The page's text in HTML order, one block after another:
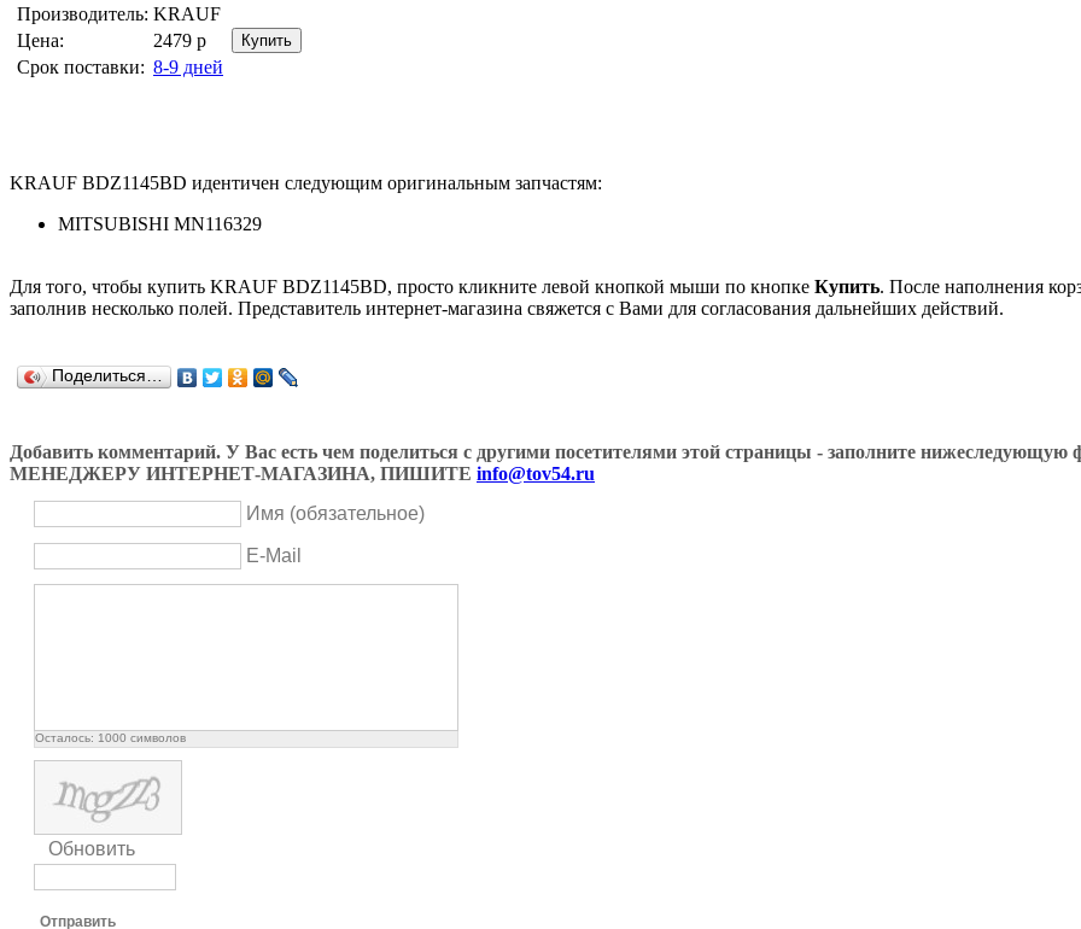
Производитель: KRAUF
Цена:
2479 р
Срок поставки: 8-9 дней
KRAUF BDZ1145BD идентичен следующим оригинальным запчастям:
MITSUBISHI MN116329
Для того, чтобы купить KRAUF BDZ1145BD, просто кликните левой кнопкой мыши по кнопке Купить. После наполнения
заполнив несколько полей. Представитель интернет-магазина свяжется с Вами для согласования дальнейших действий.
Поделиться…
Добавить комментарий. У Вас есть чем поделиться с другими посетителями этой страницы - заполните
МЕНЕДЖЕРУ ИНТЕРНЕТ-МАГАЗИНА, ПИШИТЕ info@tov54.ru
Имя (обязательное)
E-Mail
Осталось: 1000 символов
Обновить
Отправить